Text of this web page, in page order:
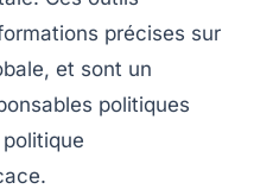
précises sur
et sont un
politiques
politique